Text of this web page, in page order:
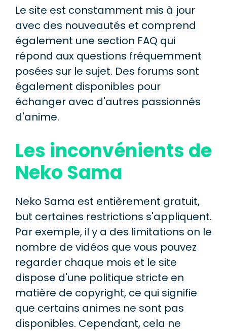
Le site est constamment mis à jour
avec des nouveautés et comprend
également une section FAQ qui
répond aux questions fréquemment
posées sur le sujet. Des forums sont
également disponibles pour
échanger avec d'autres passionnés
d'anime.
Les inconvénients de
Neko Sama
Neko Sama est entièrement gratuit,
but certaines restrictions s'appliquent.
Par exemple, il y a des limitations on le
nombre de vidéos que vous pouvez
regarder chaque mois et le site
dispose d'une politique stricte en
matière de copyright, ce qui signifie
que certains animes ne sont pas
disponibles. Cependant, cela ne